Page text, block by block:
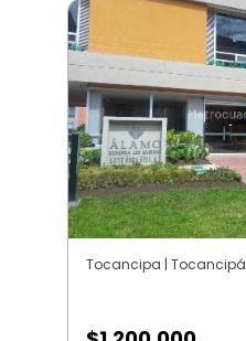
Tocancipa | Tocancipá